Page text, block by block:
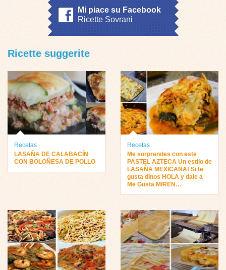
Mi piace su Facebook
Ricette Sovrani
Ricette suggerite
Recetas
LASAÑA DE CALABACÍN
CON BOLOÑESA DE POLLO
Recetas
Me sorprendes con este
PASTEL AZTECA Un estilo de
LASAÑA MEXICANA! Si te
gusta dinos HOLA y dale a
Me Gusta MIREN…